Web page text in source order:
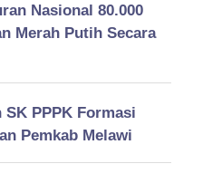
Nasional 80.000
Merah Putih Secara
SK PPPK Formasi
Pemkab Melawi